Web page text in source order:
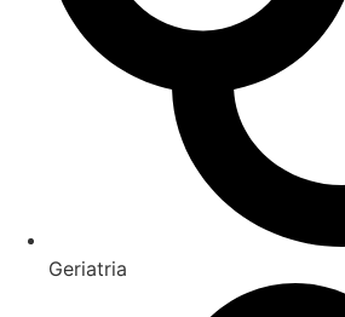
Geriatria